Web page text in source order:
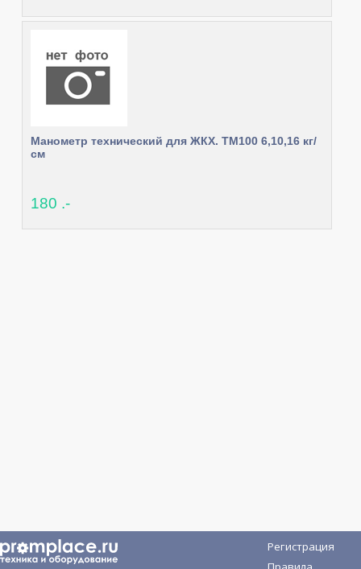
Манометр технический для ЖКХ. ТМ100 6,10,16 кг/
см
180 .-
Регистрация